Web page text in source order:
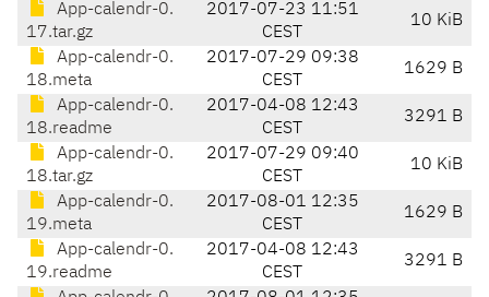
App-calendr-0.
17.tar.gz
2017-07-23 11:51
CEST
10 KiB
App-calendr-0.
18.meta
2017-07-29 09:38
CEST
1629 B
App-calendr-0.
18.readme
2017-04-08 12:43
CEST
3291 B
App-calendr-0.
18.tar.gz
2017-07-29 09:40
CEST
10 KiB
App-calendr-0.
19.meta
2017-08-01 12:35
CEST
1629 B
App-calendr-0.
19.readme
2017-04-08 12:43
CEST
3291 B